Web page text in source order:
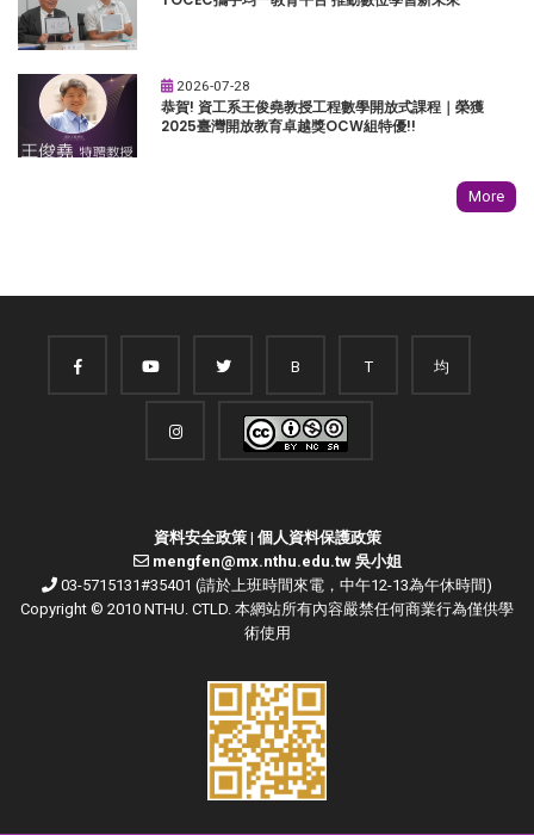
2026-07-28
恭賀! 資工系王俊堯教授工程數學開放式課程｜榮獲
2025臺灣開放教育卓越獎OCW組特優!!
More
B T 均
資料安全政策| 個人資料保護政策
mengfen@mx.nthu.edu.tw 吳小姐
03-5715131#35401 (請於上班時間來電，中午12-13為午休時間)
Copyright © 2010 NTHU. CTLD. 本網站所有內容嚴禁任何商業行為僅供學
術使用